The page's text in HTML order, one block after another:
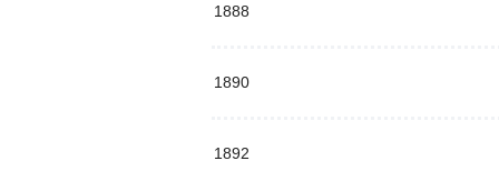
1888
1890
1892